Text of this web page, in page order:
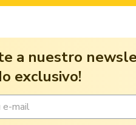
a nuestro
exclusivo!